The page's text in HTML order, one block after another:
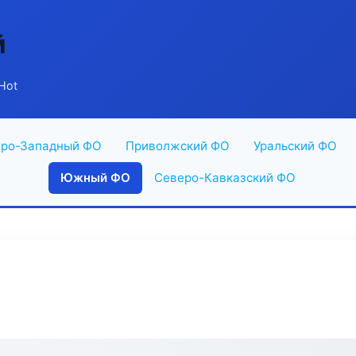
Западный ФО Приволжский ФО Уральский ФО
Южный ФО Северо-Кавказский ФО